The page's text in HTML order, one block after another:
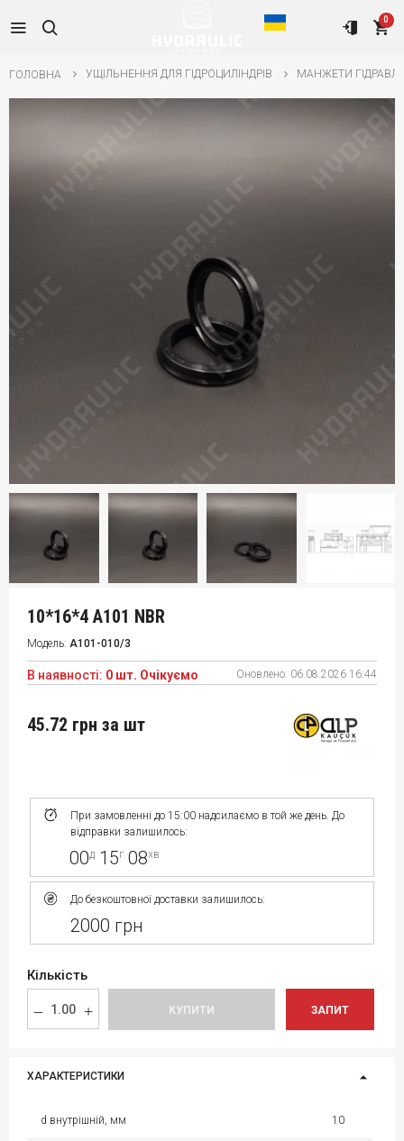
0
ГОЛОВНА УЩІЛЬНЕННЯ ДЛЯ ГІДРОЦИЛІНДРІВ МАНЖЕТИ
10*16*4 A101 NBR
Модель: A101-010/3
В наявності: 0 шт. Очікуємо Оновлено: 06.08.2026 16:44
При замовленні до 15:00 надсилаємо в той же день. До
відправки залишилось:
00д 15г 08хв
До безкоштовної доставки залишилось:
2000 грн
45.72 грн за шт
Кількість
КУПИТИ ЗАПИТ
ХАРАКТЕРИСТИКИ
d внутрішній, мм 10